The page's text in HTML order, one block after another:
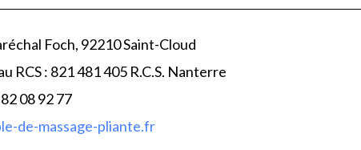
Foch, 92210 Saint-Cloud
RCS : 821 481 405 R.C.S. Nanterre
08 92 77
de-massage-pliante.fr